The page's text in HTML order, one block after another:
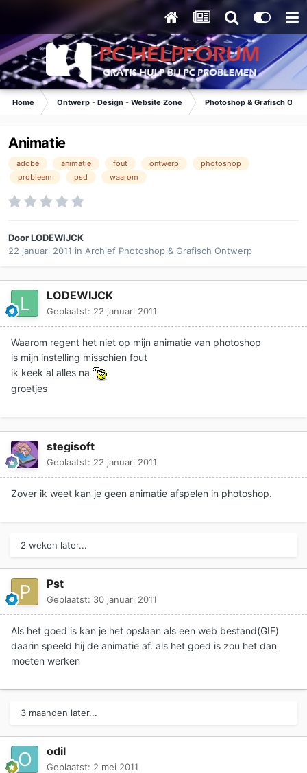
Home Ontwerp - Design - Website Zone Photoshop & Grafisch
Animatie
adobe animatie fout ontwerp
photoshop
probleem
psd waarom
DoorLODEWIJCK
22 januari 2011 in Archief Photoshop & Grafisch Ontwerp
LODEWIJCK
Geplaatst: 22 januari 2011
Waarom regent het niet op mijn animatie van photoshop
is mijn instelling misschien fout
ik keek al alles na
groetjes
stegisoft
Geplaatst: 22 januari 2011
Zover ik weet kan je geen animatie afspelen in photoshop.
2 weken later...
Pst
Geplaatst: 30 januari 2011
Als het goed is kan je het opslaan als een web bestand(GIF)
daarin speeld hij de animatie af. als het goed is zou het dan
moeten werken
3 maanden later...
odil
Geplaatst: 2 mei 2011